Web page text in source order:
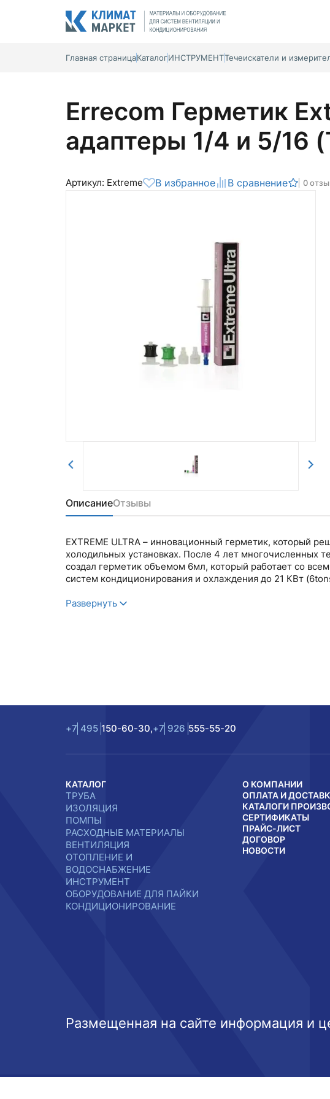
Главная страницаКаталогИНСТРУМЕНТТечеискатели и
Errecom Герметик
адаптеры 1/4 и 5/16
Артикул: Extreme В избранное В сравнение 0
ОписаниеОтзывы
EXTREME ULTRA – инновационный герметик, который
холодильных установках. После 4 лет многочисленных
создал герметик объемом 6мл, который работает со
систем кондиционирования и охлаждения до 21 КВт
Развернуть
Комментарий
Для оформления заказа необходимо
Авторизоваться
+7 495 150-60-30,+7 926 555-55-20
КАТАЛОГ
ТРУБА
ИЗОЛЯЦИЯ
ПОМПЫ
РАСХОДНЫЕ МАТЕРИАЛЫ
ВЕНТИЛЯЦИЯ
ОТОПЛЕНИЕ И
ВОДОСНАБЖЕНИЕ
ИНСТРУМЕНТ
ОБОРУДОВАНИЕ ДЛЯ ПАЙКИ
КОНДИЦИОНИРОВАНИЕ
О КОМПАНИИ
ОПЛАТА И
КАТАЛОГИ
СЕРТИФИКАТЫ
ПРАЙС-ЛИСТ
ДОГОВОР
НОВОСТИ
Размещенная на сайте информация и